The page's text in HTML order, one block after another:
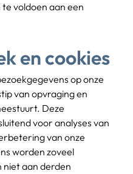
voldoen aan een
en cookies
op onze
van opvraging en
Deze
voor analyses van
van onze
worden zoveel
niet aan derden